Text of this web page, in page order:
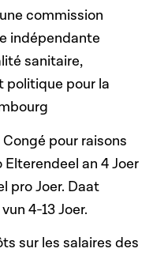
commission
indépendante
sanitaire,
pour la
pour raisons
an 4 Joer
pro Joer. Daat
4-13 Joer.
sur les salaires des